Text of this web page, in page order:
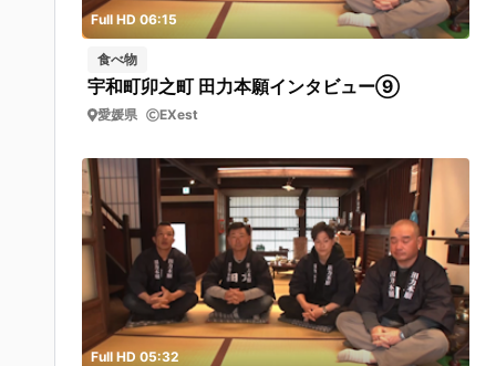
Full HD 06:15
食べ物
宇和町卯之町 田力本願インタビュー⑨
愛媛県 EXest
Full HD 05:32